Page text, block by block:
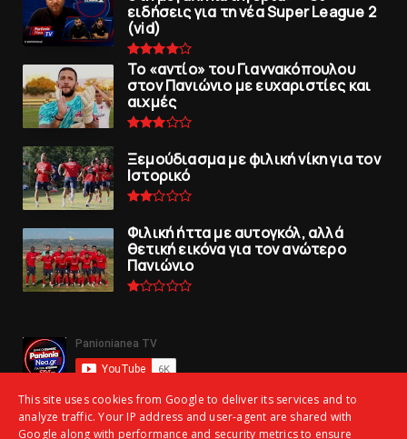
ειδήσεις για τη νέα Super League 2
(vid)
To «αντίο» του Γιαννακόπουλου
στον Πανιώνιο με ευχαριστίες και
αιχμές
Ξεμούδιασμα με φιλική νίκη για τoν
Iστορικό
Φιλική ήττα με αυτογκόλ, αλλά
θετική εικόνα για τον ανώτερo
Πανιώνιo
This site uses cookies from Google to deliver its services and to
analyze traffic. Your IP address and user-agent are shared with
Google along with performance and security metrics to ensure